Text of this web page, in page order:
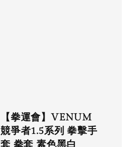
【拳運會】VENUM
競爭者1.5系列 拳擊手
套 拳套 素色黑白